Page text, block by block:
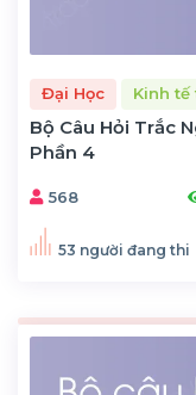
Đại Học Kinh tế
Bộ Câu Hỏi Trắc
Phần 4
568
53 người đang thi